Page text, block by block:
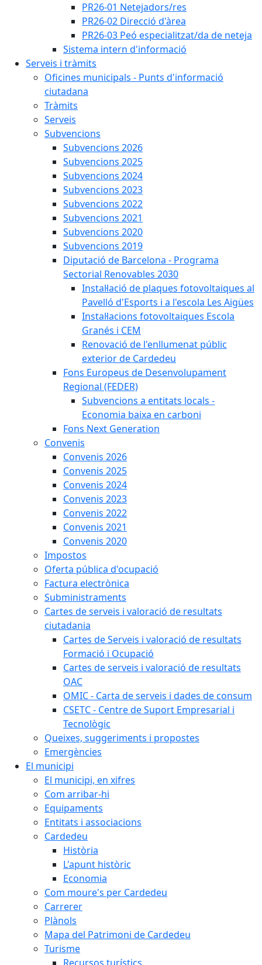
PR26-01 Netejadors/res
PR26-02 Direcció d'àrea
PR26-03 Peó especialitzat/da de neteja
Sistema intern d'informació
Serveis i tràmits
Oficines municipals - Punts d'informació
ciutadana
Tràmits
Serveis
Subvencions
Subvencions 2026
Subvencions 2025
Subvencions 2024
Subvencions 2023
Subvencions 2022
Subvencions 2021
Subvencions 2020
Subvencions 2019
Diputació de Barcelona - Programa
Sectorial Renovables 2030
Instal·lació de plaques fotovoltaiques al
Pavelló d'Esports i a l'escola Les Aigües
Instal·lacions fotovoltaiques Escola
Granés i CEM
Renovació de l'enllumenat públic
exterior de Cardedeu
Fons Europeus de Desenvolupament
Regional (FEDER)
Subvencions a entitats locals -
Economia baixa en carboni
Fons Next Generation
Convenis
Convenis 2026
Convenis 2025
Convenis 2024
Convenis 2023
Convenis 2022
Convenis 2021
Convenis 2020
Impostos
Oferta pública d'ocupació
Factura electrònica
Subministraments
Cartes de serveis i valoració de resultats
ciutadania
Cartes de Serveis i valoració de resultats
Formació i Ocupació
Cartes de serveis i valoració de resultats
OAC
OMIC - Carta de serveis i dades de consum
CSETC - Centre de Suport Empresarial i
Tecnològic
Queixes, suggeriments i propostes
Emergències
El municipi
El municipi, en xifres
Com arribar-hi
Equipaments
Entitats i associacions
Cardedeu
Història
L'apunt històric
Economia
Com moure's per Cardedeu
Carrerer
Plànols
Mapa del Patrimoni de Cardedeu
Turisme